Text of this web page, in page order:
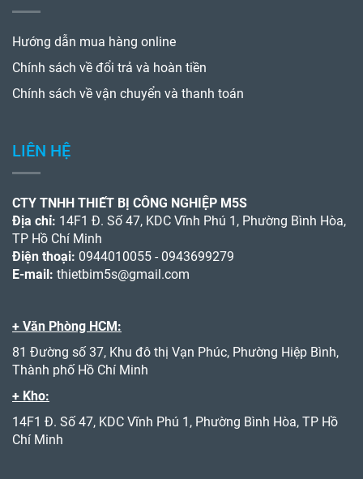
Hướng dẫn mua hàng online
Chính sách về đổi trả và hoàn tiền
Chính sách về vận chuyển và thanh toán
LIÊN HỆ
CTY TNHH THIẾT BỊ CÔNG NGHIỆP M5S
Địa chỉ: 14F1 Đ. Số 47, KDC Vĩnh Phú 1, Phường Bình Hòa,
TP Hồ Chí Minh
Điện thoại: 0944010055 - 0943699279
E-mail: thietbim5s@gmail.com
+ Văn Phòng HCM:
81 Đường số 37, Khu đô thị Vạn Phúc, Phường Hiệp Bình,
Thành phố Hồ Chí Minh
+ Kho:
14F1 Đ. Số 47, KDC Vĩnh Phú 1, Phường Bình Hòa, TP Hồ
Chí Minh